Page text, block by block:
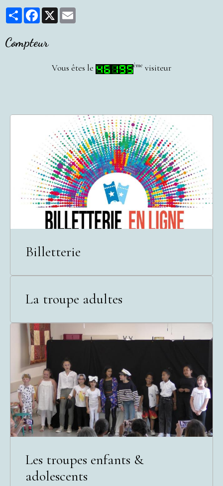
PartagerFacebook
X
Compteur
Vous êtes le ème visiteur
Billetterie
La troupe adultes
Les troupes enfants &
adolescents